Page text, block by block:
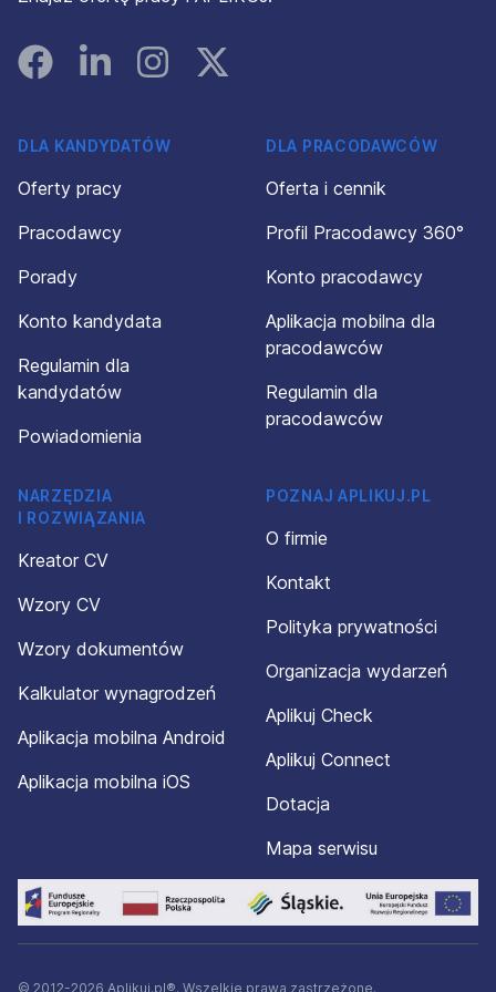
FacebookLinked InInstagramInstagram
DLA KANDYDATÓW
Oferty pracy
Pracodawcy
Porady
Konto kandydata
Regulamin dla
kandydatów
Powiadomienia
DLA PRACODAWCÓW
Oferta i cennik
Profil Pracodawcy 360°
Konto pracodawcy
Aplikacja mobilna dla
pracodawców
Regulamin dla
pracodawców
NARZĘDZIA
I ROZWIĄZANIA
Kreator CV
Wzory CV
Wzory dokumentów
Kalkulator wynagrodzeń
Aplikacja mobilna Android
Aplikacja mobilna iOS
POZNAJ APLIKUJ.PL
O firmie
Kontakt
Polityka prywatności
Organizacja wydarzeń
Aplikuj Check
Aplikuj Connect
Dotacja
Mapa serwisu
© 2012-2026 Aplikuj.pl®. Wszelkie prawa zastrzeżone.